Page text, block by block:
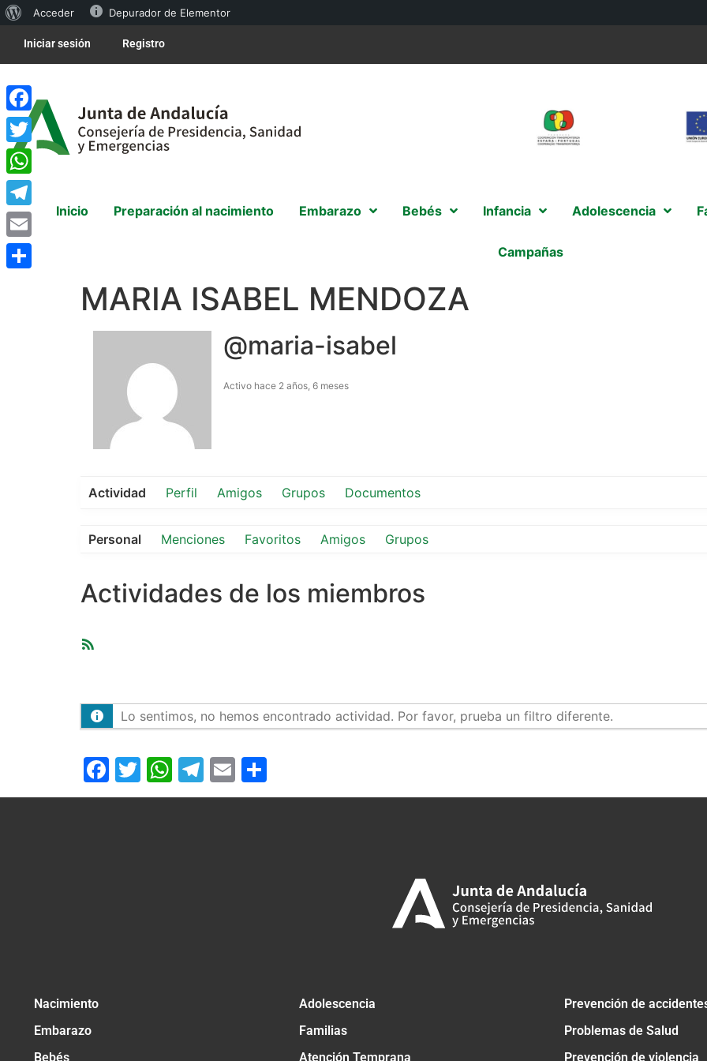
Acceder Depurador de Elementor
Iniciar sesión Registro
Inicio Preparación al nacimiento Embarazo Bebés Infancia Adolescencia
Campañas
MARIA ISABEL MENDOZA
@maria-isabel
Activo hace 2 años, 6 meses
Actividad Perfil Amigos Grupos Documentos
Personal Menciones Favoritos Amigos Grupos
Actividades de los miembros
Lo sentimos, no hemos encontrado actividad. Por favor, prueba un filtro diferente.
Facebook
Twitter
WhatsApp
Telegram
Email
Nacimiento
Embarazo
Bebés
Adolescencia
Familias
Atención Temprana
Prevención de
Problemas de Salud
Prevención de violencia
Facebook
Twitter
WhatsApp
Telegram
Email